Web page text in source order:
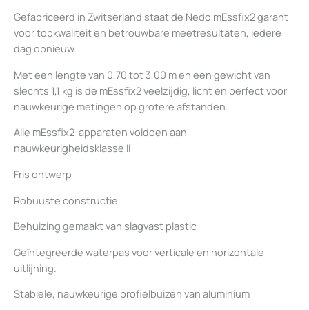
Gefabriceerd in Zwitserland staat de Nedo mEssfix2 garant
voor topkwaliteit en betrouwbare meetresultaten, iedere
dag opnieuw.
Met een lengte van 0,70 tot 3,00 m en een gewicht van
slechts 1,1 kg is de mEssfix2 veelzijdig, licht en perfect voor
nauwkeurige metingen op grotere afstanden.
Alle mEssfix2-apparaten voldoen aan
nauwkeurigheidsklasse II
Fris ontwerp
Robuuste constructie
Behuizing gemaakt van slagvast plastic
Geïntegreerde waterpas voor verticale en horizontale
uitlijning.
Stabiele, nauwkeurige profielbuizen van aluminium